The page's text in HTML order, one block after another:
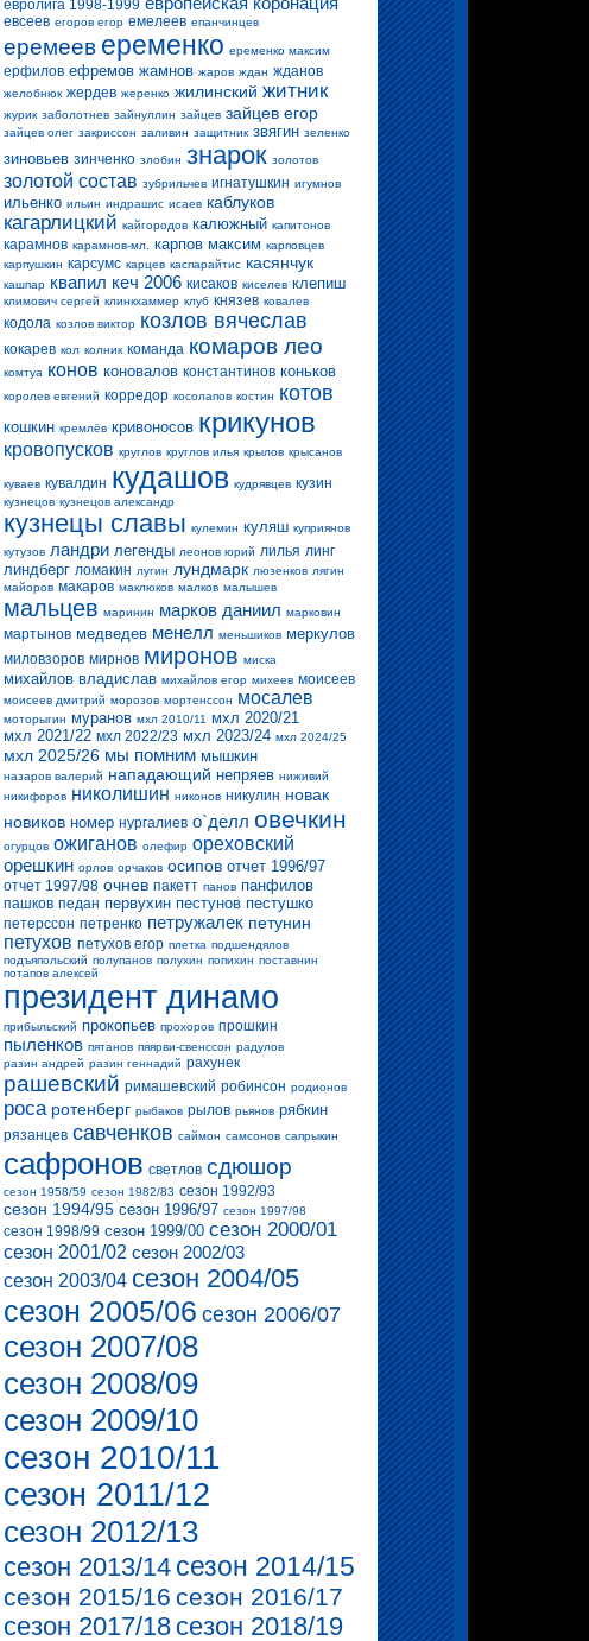
евролига 1998-1999
евсеев егоров егор емелеев епанчинцев
еремеев еременко еременко максим
ерфилов ефремов жамнов жаров ждан жданов
желобнюк жердев жеренко жилинский житник
журик заболотнев зайнуллин зайцев зайцев егор
зайцев олег закриссон заливин защитник звягин зеленко
зиновьев зинченко злобин знарок золотов
золотой состав зубрильчев игнатушкин игумнов
ильенко ильин индрашис исаев каблуков
кагарлицкий кайгородов калюжный капитонов
карамнов карамнов-мл. карпов максим карповцев
карпушкин карсумс карцев каспарайтис касянчук
кашпар квапил кеч 2006 кисаков киселев клепиш
климович сергей клинкхаммер клуб князев ковалев
кодола козлов виктор козлов вячеслав
кокарев кол колник команда комаров лео
комтуа конов коновалов константинов коньков
королев евгений корредор косолапов костин котов
кошкин кремлёв кривоносов крикунов
кровопусков круглов круглов илья крылов крысанов
куваев кувалдин кудашов кудрявцев кузин
кузнецов кузнецов александр
кузнецы славы кулемин куляш куприянов
кутузов ландри легенды леонов юрий лилья линг
линдберг ломакин лугин лундмарк люзенков лягин
майоров макаров маклюков малков малышев
мальцев маринин марков даниил марковин
мартынов медведев менелл меньшиков меркулов
миловзоров мирнов миронов миска
михайлов владислав михайлов егор михеев моисеев
моисеев дмитрий морозов мортенссон мосалев
моторыгин муранов мхл 2010/11 мхл 2020/21
мхл 2021/22 мхл 2022/23 мхл 2023/24 мхл 2024/25
мхл 2025/26 мы помним мышкин
назаров валерий нападающий непряев ниживий
никифоров николишин никонов никулин новак
новиков номер нургалиев о`делл овечкин
огурцов ожиганов олефир ореховский
орешкин орлов орчаков осипов отчет 1996/97
отчет 1997/98 очнев пакетт панов панфилов
пашков педан первухин пестунов пестушко
петерссон петренко петружалек петунин
петухов петухов егор плетка подшендялов
подъяпольский полупанов полухин попихин поставнин
потапов алексей
президент динамо
прибыльский прокопьев прохоров прошкин
пыленков пятанов пяярви-свенссон радулов
разин андрей разин геннадий рахунек
рашевский римашевский робинсон родионов
роса ротенберг рыбаков рылов рьянов рябкин
рязанцев савченков саймон самсонов сапрыкин
сафронов светлов сдюшор
сезон 1958/59 сезон 1982/83 сезон 1992/93
сезон 1994/95 сезон 1996/97 сезон 1997/98
сезон 1998/99 сезон 1999/00 сезон 2000/01
сезон 2001/02 сезон 2002/03
сезон 2003/04 сезон 2004/05
сезон 2005/06 сезон 2006/07
сезон 2007/08
сезон 2008/09
сезон 2009/10
сезон 2010/11
сезон 2011/12
сезон 2012/13
сезон 2013/14 сезон 2014/15
сезон 2015/16 сезон 2016/17
сезон 2017/18 сезон 2018/19